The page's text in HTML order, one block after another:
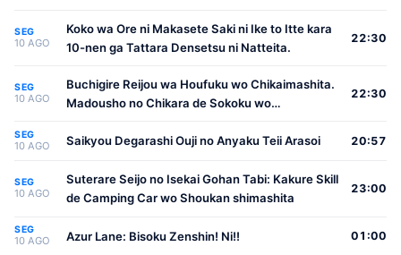
SEG
10 AGO
Koko wa Ore ni Makasete Saki ni Ike to Itte kara
10-nen ga Tattara Densetsu ni Natteita.
22:30
SEG
10 AGO
Buchigire Reijou wa Houfuku wo Chikaimashita.
Madousho no Chikara de Sokoku wo
22:30
SEG
10 AGO Saikyou Degarashi Ouji no Anyaku Teii Arasoi 20:57
SEG
10 AGO
Suterare Seijo no Isekai Gohan Tabi: Kakure Skill
de Camping Car wo Shoukan shimashita
23:00
SEG
10 AGO Azur Lane: Bisoku Zenshin! Ni!! 01:00